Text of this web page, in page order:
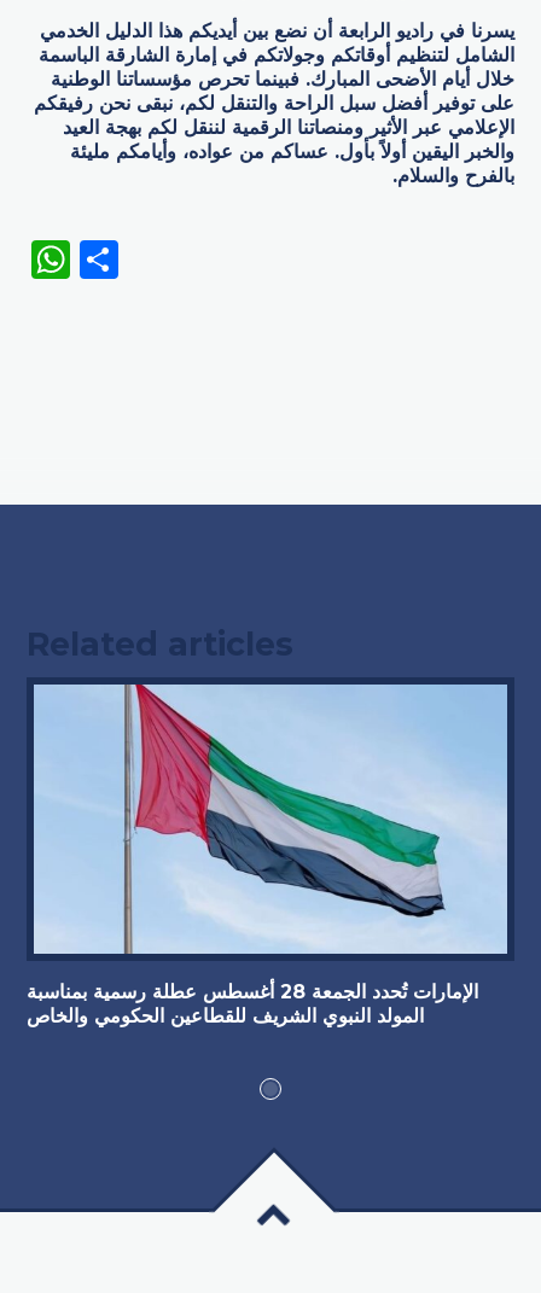
يسرنا في راديو الرابعة أن نضع بين أيديكم هذا الدليل الخدمي
الشامل لتنظيم أوقاتكم وجولاتكم في إمارة الشارقة الباسمة
خلال أيام الأضحى المبارك. فبينما تحرص مؤسساتنا الوطنية
على توفير أفضل سبل الراحة والتنقل لكم، نبقى نحن رفيقكم
الإعلامي عبر الأثير ومنصاتنا الرقمية لننقل لكم بهجة العيد
والخبر اليقين أولاً بأول. عساكم من عواده، وأيامكم مليئة
بالفرح والسلام.
WhatsApp
Related articles
الإمارات تُحدد الجمعة 28 أغسطس عطلة رسمية بمناسبة
المولد النبوي الشريف للقطاعين الحكومي والخاص